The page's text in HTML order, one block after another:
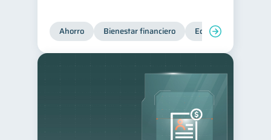
Ciberseguridad 5
Servicios 4
Ahorro Bienestar financiero Educación financiera